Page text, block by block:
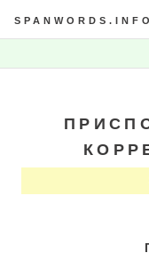
SPANWORDS.INFO